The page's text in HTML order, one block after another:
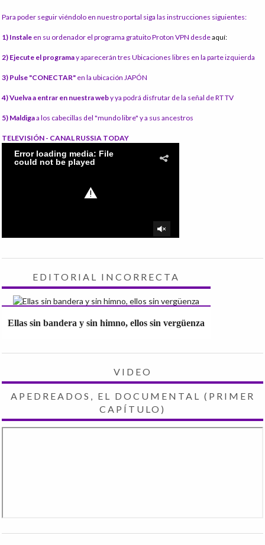
Para poder seguir viéndolo en nuestro portal siga las instrucciones siguientes:
1) Instale en su ordenador el programa gratuito Proton VPN desdeaquí:
2) Ejecute el programay aparecerán tres Ubicaciones libres en la parte izquierda
3) Pulse "CONECTAR" en la ubicación JAPÓN
4) Vuelva a entrar en nuestra weby ya podrá disfrutar de la señal de RT TV
5) Maldigaa los cabecillas del "mundo libre" y a sus ancestros
TELEVISIÓN - CANAL RUSSIA TODAY
EDITORIAL INCORRECTA
Ellas sin bandera y sin himno, ellos sin vergüenza
VIDEO
APEDREADOS, EL DOCUMENTAL (PRIMER
CAPÍTULO)